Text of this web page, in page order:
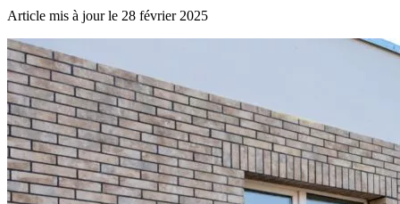
Article mis à jour le 28 février 2025